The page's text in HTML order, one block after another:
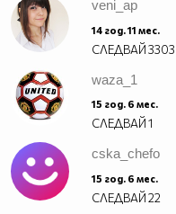
veni_ap
14 год. 11 мес.
СЛЕДВАЙ3303
waza_1
15 год. 6 мес.
СЛЕДВАЙ1
cska_chefo
15 год. 6 мес.
СЛЕДВАЙ22